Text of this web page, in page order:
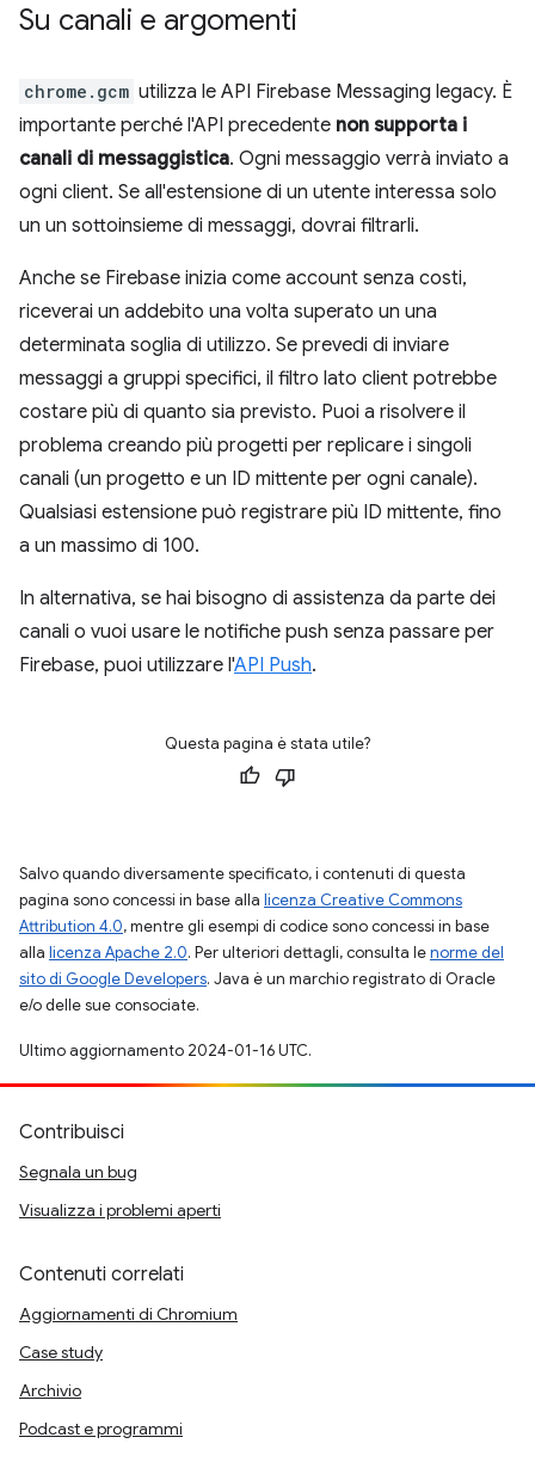
Su canali e argomenti
chrome.gcm utilizza le API Firebase Messaging legacy. È
importante perché l'API precedente non supporta i
canali di messaggistica. Ogni messaggio verrà inviato a
ogni client. Se all'estensione di un utente interessa solo
un un sottoinsieme di messaggi, dovrai filtrarli.
Anche se Firebase inizia come account senza costi,
riceverai un addebito una volta superato un una
determinata soglia di utilizzo. Se prevedi di inviare
messaggi a gruppi specifici, il filtro lato client potrebbe
costare più di quanto sia previsto. Puoi a risolvere il
problema creando più progetti per replicare i singoli
canali (un progetto e un ID mittente per ogni canale).
Qualsiasi estensione può registrare più ID mittente, fino
a un massimo di 100.
In alternativa, se hai bisogno di assistenza da parte dei
canali o vuoi usare le notifiche push senza passare per
Firebase, puoi utilizzare l'API Push.
Questa pagina è stata utile?
Salvo quando diversamente specificato, i contenuti di questa
pagina sono concessi in base alla licenza Creative Commons
Attribution 4.0, mentre gli esempi di codice sono concessi in base
alla licenza Apache 2.0. Per ulteriori dettagli, consulta lenorme del
sito di Google Developers. Java è un marchio registrato di Oracle
e/o delle sue consociate.
Ultimo aggiornamento 2024-01-16 UTC.
Contribuisci
Segnala un bug
Visualizza i problemi aperti
Contenuti correlati
Aggiornamenti di Chromium
Case study
Archivio
Podcast e programmi